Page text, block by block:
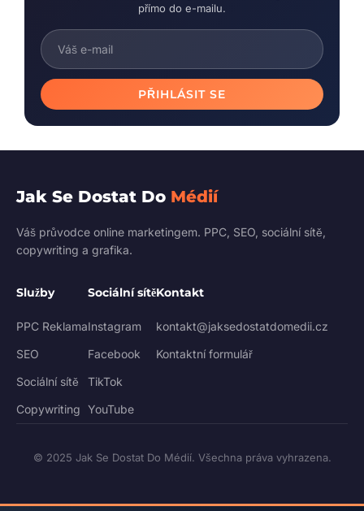
přímo do e-mailu.
PŘIHLÁSIT SE
Jak Se Dostat Do Médií
Váš průvodce online marketingem. PPC, SEO, sociální sítě,
copywriting a grafika.
Služby
PPC Reklama
SEO
Sociální sítě
Copywriting
Sociální sítě
Instagram
Facebook
TikTok
YouTube
Kontakt
kontakt@jaksedostatdomedii.cz
Kontaktní formulář
© 2025 Jak Se Dostat Do Médií. Všechna práva vyhrazena.